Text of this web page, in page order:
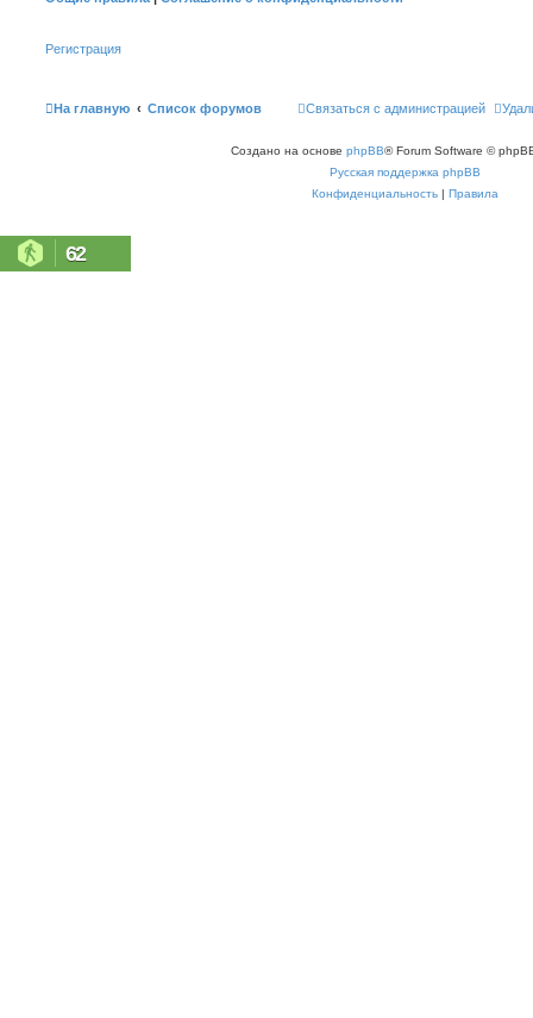
Регистрация
На главную Список форумов Связаться с администрацией
Создано на основе phpBB® Forum Software ©
Русская поддержка phpBB
Конфиденциальность | Правила
62